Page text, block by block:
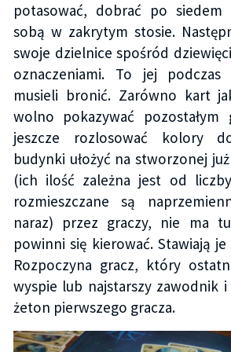
potasować, dobrać po siedem
sobą w zakrytym stosie.
swoje dzielnice spośród
oznaczeniami. To jej podczas
musieli bronić. Zarówno kart
wolno pokazywać pozostałym
jeszcze rozlosować kolory
budynki ułożyć na stworzonej
(ich ilość zależna jest od
rozmieszczane są
naraz) przez graczy, nie ma
powinni się kierować. Stawiają
Rozpoczyna gracz, który
wyspie lub najstarszy zawodnik
żeton pierwszego gracza.